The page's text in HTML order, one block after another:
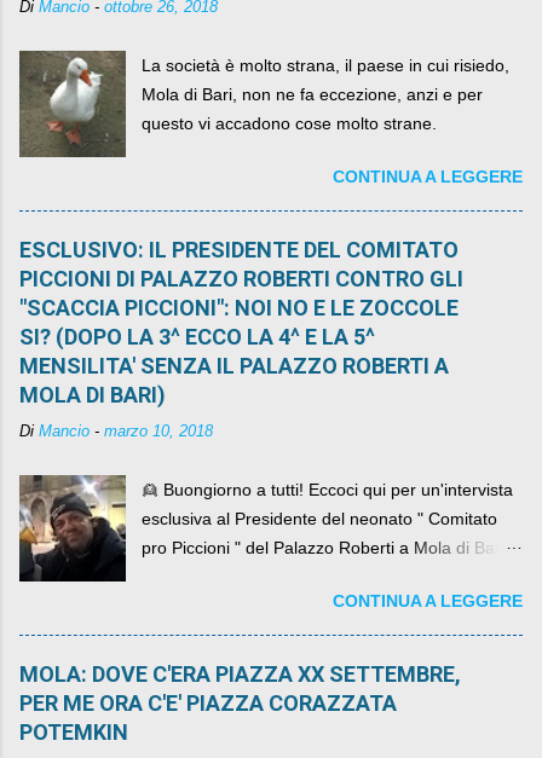
Di Mancio - ottobre 26, 2018
La società è molto strana, il paese in cui risiedo,
Mola di Bari, non ne fa eccezione, anzi e per
questo vi accadono cose molto strane.
CONTINUA A LEGGERE
ESCLUSIVO: IL PRESIDENTE DEL COMITATO
PICCIONI DI PALAZZO ROBERTI CONTRO GLI
"SCACCIA PICCIONI": NOI NO E LE ZOCCOLE
SI? (DOPO LA 3^ ECCO LA 4^ E LA 5^
MENSILITA' SENZA IL PALAZZO ROBERTI A
MOLA DI BARI)
Di Mancio - marzo 10, 2018
👱 Buongiorno a tutti! Eccoci qui per un'intervista
esclusiva al Presidente del neonato " Comitato
pro Piccioni " del Palazzo Roberti a Mola di Bari ,
come definirlo... signor?....CONTINUA A LEGGERE
MOLA: DOVE C'ERA PIAZZA XX SETTEMBRE,
PER ME ORA C'E' PIAZZA CORAZZATA
POTEMKIN